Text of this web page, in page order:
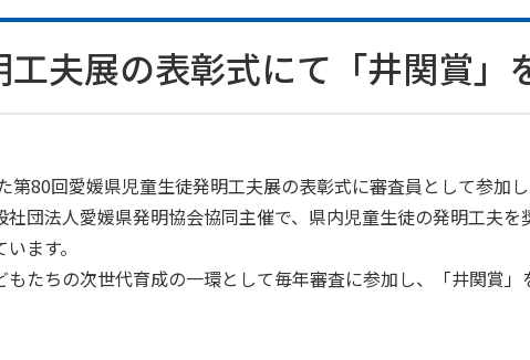
夫展の表彰式にて「井関賞」
80回愛媛県児童生徒発明工夫展の表彰式に審査員として参加し
法人愛媛県発明協会協同主催で、県内児童生徒の発明工夫を
ます。
たちの次世代育成の一環として毎年審査に参加し、「井関賞」